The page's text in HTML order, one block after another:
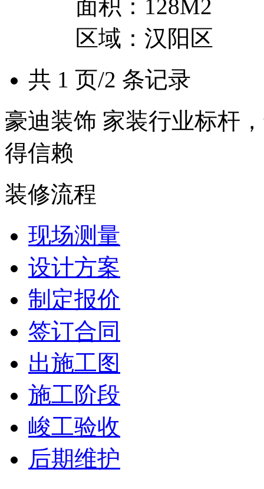
面积：128M2
区域：汉阳区
共 1 页/2 条记录
豪迪装饰 家装行业标杆
得信赖
装修流程
现场测量
设计方案
制定报价
签订合同
出施工图
施工阶段
峻工验收
后期维护